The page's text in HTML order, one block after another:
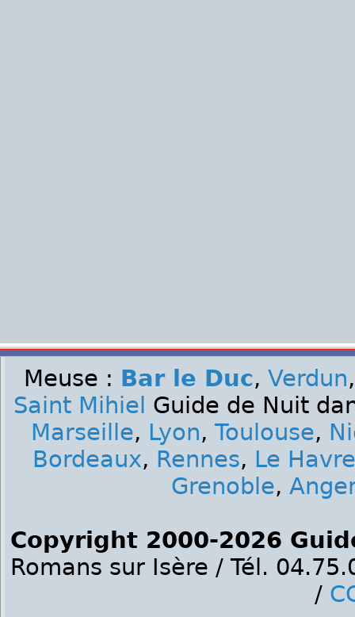
Meuse : Bar le Duc, Verdun
Saint Mihiel Guide de Nuit
Marseille, Lyon, Toulouse,
Bordeaux, Rennes, Le Havre
Grenoble,
Copyright 2000-2026
Romans sur Isère / Tél.
/